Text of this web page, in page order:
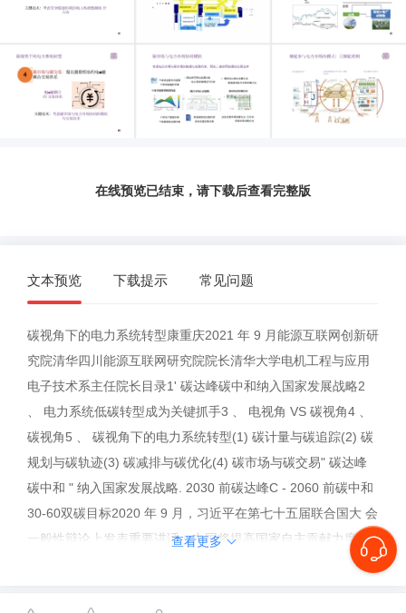
在线预览已结束，请下载后查看完整版
文本预览 下载提示 常见问题
碳视角下的电力系统转型康重庆2021 年 9 月能源互联网创新研
究院清华四川能源互联网研究院院长清华大学电机工程与应用
电子技术系主任院长目录1' 碳达峰碳中和纳入国家发展战略2
、 电力系统低碳转型成为关键抓手3 、 电视角 VS 碳视角4 、
碳视角5 、 碳视角下的电力系统转型(1) 碳计量与碳追踪(2) 碳
规划与碳轨迹(3) 碳减排与碳优化(4) 碳市场与碳交易" 碳达峰
碳中和 " 纳入国家发展战略. 2030 前碳达峰C - 2060 前碳中和
30-60双碳目标2020 年 9 月，习近平在第七十五届联合国大 会
一般性辩论上发表重要讲话〃中国将提高国家自主贡献力度，
采取更加有力的政策和措施，二氧 化碳排放力争于 2030年前
查看更多